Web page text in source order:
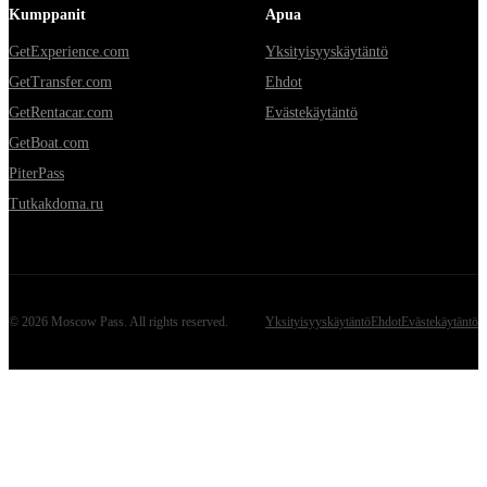
Kumppanit
GetExperience.com
GetTransfer.com
GetRentacar.com
GetBoat.com
PiterPass
Tutkakdoma.ru
Apua
Yksityisyyskäytäntö
Ehdot
Evästekäytäntö
© 2026 Moscow Pass. All rights reserved. Yksityisyyskäytäntö EhdotEvästekäytäntö